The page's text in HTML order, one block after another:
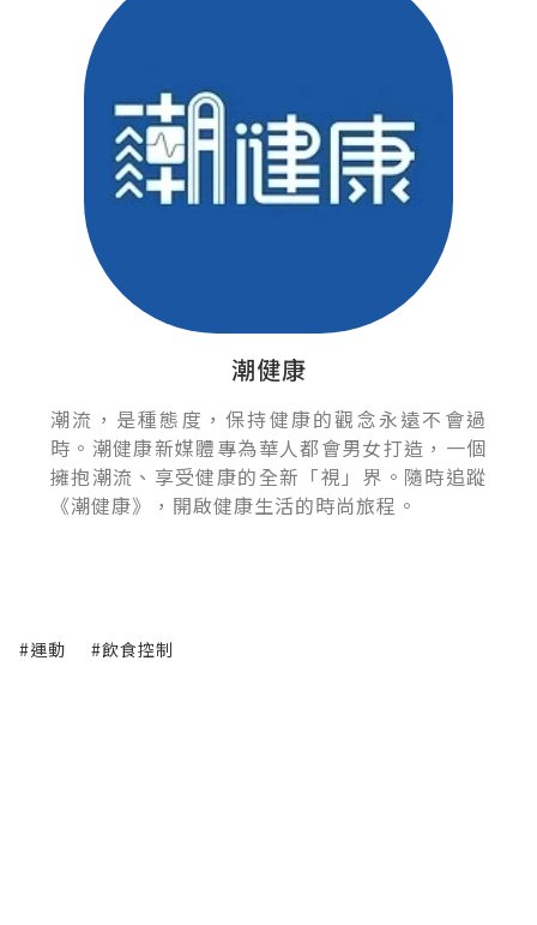
潮健康
潮流，是種態度，保持健康的觀念永遠不會過
時。潮健康新媒體專為華人都會男女打造，一個
擁抱潮流、享受健康的全新「視」界。隨時追蹤
《潮健康》，開啟健康生活的時尚旅程。
#運動 #飲食控制